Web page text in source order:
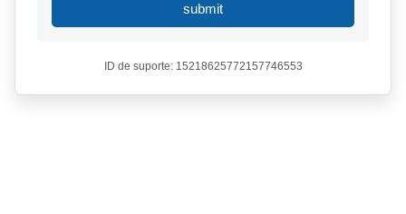
submit
ID de suporte: 15218625772157746553